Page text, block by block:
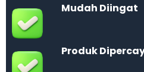
Mudah Diingat
Produk